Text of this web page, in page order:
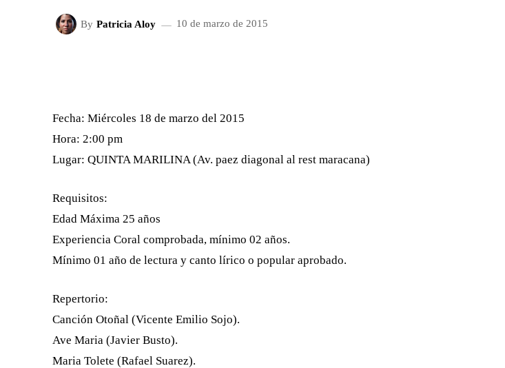
By Patricia Aloy 10 de marzo de 2015
Fecha: Miércoles 18 de marzo del 2015
Hora: 2:00 pm
Lugar: QUINTA MARILINA (Av. paez diagonal al rest maracana)
Requisitos:
Edad Máxima 25 años
Experiencia Coral comprobada, mínimo 02 años.
Mínimo 01 año de lectura y canto lírico o popular aprobado.
Repertorio:
Canción Otoñal (Vicente Emilio Sojo).
Ave Maria (Javier Busto).
Maria Tolete (Rafael Suarez).